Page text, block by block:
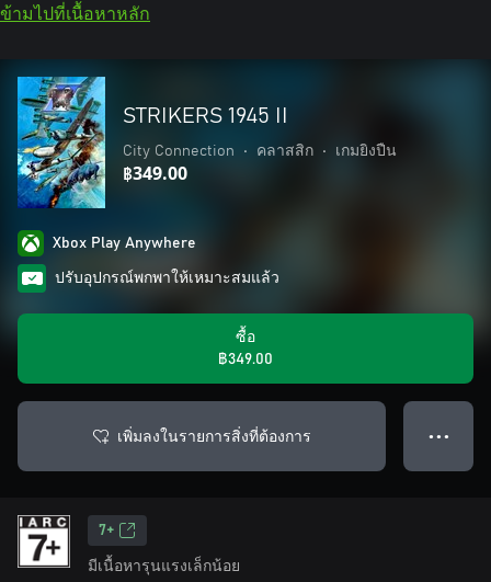
ข้ามไปที่เนื้อหาหลัก
STRIKERS 1945 II
City Connection • คลาสสิก • เกมยิงปืน
฿349.00
Xbox Play Anywhere
ปรับอุปกรณ์พกพาให้เหมาะสมแล้ว
ซื้อ
฿349.00
เพิ่มลงในรายการสิ่งที่ต้องการ ● ● ●
7+
มีเนื้อหารุนแรงเล็กน้อย